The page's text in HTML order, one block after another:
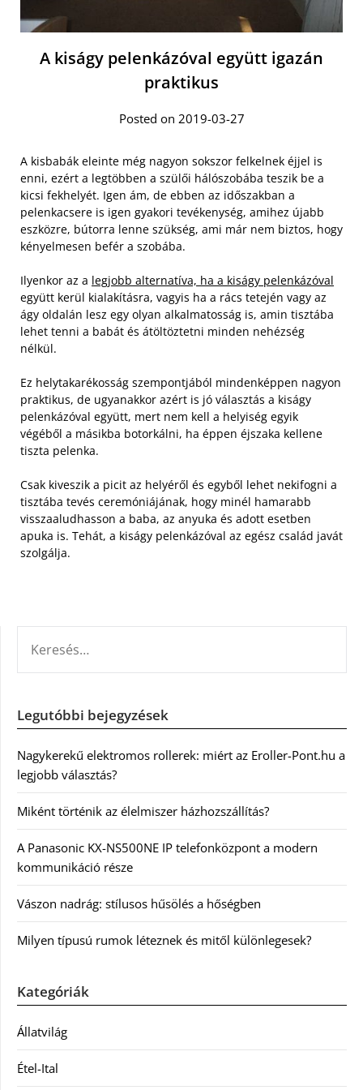
A kiságy pelenkázóval együtt igazán
praktikus
Posted on 2019-03-27
A kisbabák eleinte még nagyon sokszor felkelnek éjjel is
enni, ezért a legtöbben a szülői hálószobába teszik be a
kicsi fekhelyét. Igen ám, de ebben az időszakban a
pelenkacsere is igen gyakori tevékenység, amihez újabb
eszközre, bútorra lenne szükség, ami már nem biztos, hogy
kényelmesen befér a szobába.
Ilyenkor az a legjobb alternatíva, ha a kiságy pelenkázóval
együtt kerül kialakításra, vagyis ha a rács tetején vagy az
ágy oldalán lesz egy olyan alkalmatosság is, amin tisztába
lehet tenni a babát és átöltöztetni minden nehézség
nélkül.
Ez helytakarékosság szempontjából mindenképpen nagyon
praktikus, de ugyanakkor azért is jó választás a kiságy
pelenkázóval együtt, mert nem kell a helyiség egyik
végéből a másikba botorkálni, ha éppen éjszaka kellene
tiszta pelenka.
Csak kiveszik a picit az helyéről és egyből lehet nekifogni a
tisztába tevés ceremóniájának, hogy minél hamarabb
visszaaludhasson a baba, az anyuka és adott esetben
apuka is. Tehát, a kiságy pelenkázóval az egész család javát
szolgálja.
Legutóbbi bejegyzések
Nagykerekű elektromos rollerek: miért az Eroller-Pont.hu a
legjobb választás?
Miként történik az élelmiszer házhozszállítás?
A Panasonic KX-NS500NE IP telefonközpont a modern
kommunikáció része
Vászon nadrág: stílusos hűsölés a hőségben
Milyen típusú rumok léteznek és mitől különlegesek?
Kategóriák
Állatvilág
Étel-Ital